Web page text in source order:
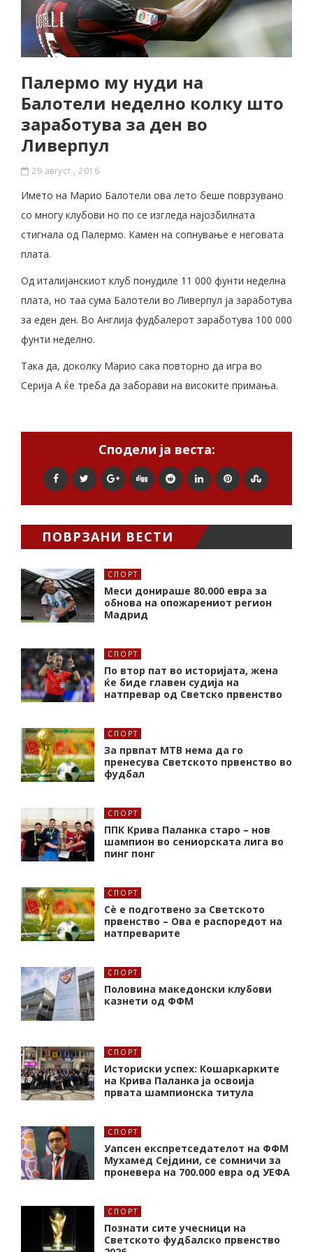
Палермо му нуди на
Балотели неделно колку што
заработува за ден во
Ливерпул
29 август , 2016
Името на Марио Балотели ова лето беше поврзувано
со многу клубови но по се изгледа најозбилната
стигнала од Палермо. Камен на сопнување е неговата
плата.
Од италијанскиот клуб понудиле 11 000 фунти неделна
плата, но таа сума Балотели во Ливерпул ја заработува
за еден ден. Во Англија фудбалерот заработува 100 000
фунти неделно.
Така да, доколку Марио сака повторно да игра во
Серија А ќе треба да заборави на високите примања.
Сподели ја веста:
ПОВРЗАНИ ВЕСТИ
СПОРТ
Меси донираше 80.000 евра за
обнова на опожарениот регион
Мадрид
СПОРТ
По втор пат во историјата, жена
ќе биде главен судија на
натпревар од Светско првенство
СПОРТ
За првпат МТВ нема да го
пренесува Светското првенство во
фудбал
СПОРТ
ППК Крива Паланка старо – нов
шампион во сениорската лига во
пинг понг
СПОРТ
Сè е подготвено за Светското
првенство – Ова е распоредот на
натпреварите
СПОРТ
Половина македонски клубови
казнети од ФФМ
СПОРТ
Историски успех: Кошаркарките
на Крива Паланка ја освоија
првата шампионска титула
СПОРТ
Уапсен експретседателот на ФФМ
Мухамед Сејдини, се сомничи за
проневера на 700.000 евра од УЕФА
СПОРТ
Познати сите учесници на
Светското фудбалско првенство